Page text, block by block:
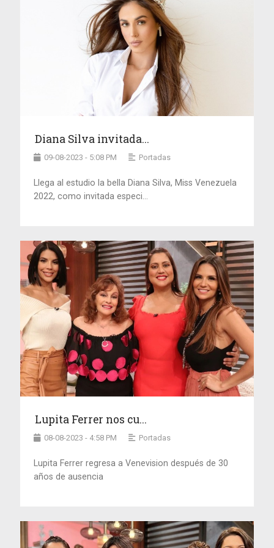
Diana Silva invitada...
09-08-2023 - 5:08 PM Portadas
Llega al estudio la bella Diana Silva, Miss Venezuela
2022, como invitada especi...
Lupita Ferrer nos cu...
08-08-2023 - 4:58 PM Portadas
Lupita Ferrer regresa a Venevision después de 30
años de ausencia